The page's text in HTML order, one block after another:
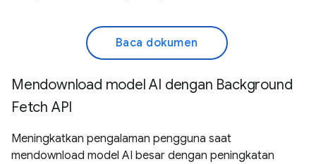
Baca dokumen
Mendownload model AI dengan Background
Fetch API
Meningkatkan pengalaman pengguna saat
mendownload model AI besar dengan peningkatan